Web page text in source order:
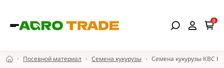
0
Посевной материал Семена кукурузы Семена кукурузы КВС